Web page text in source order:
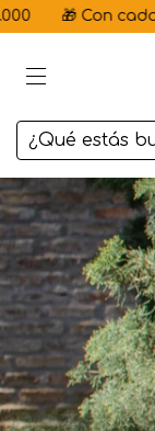
🎁 Con cada